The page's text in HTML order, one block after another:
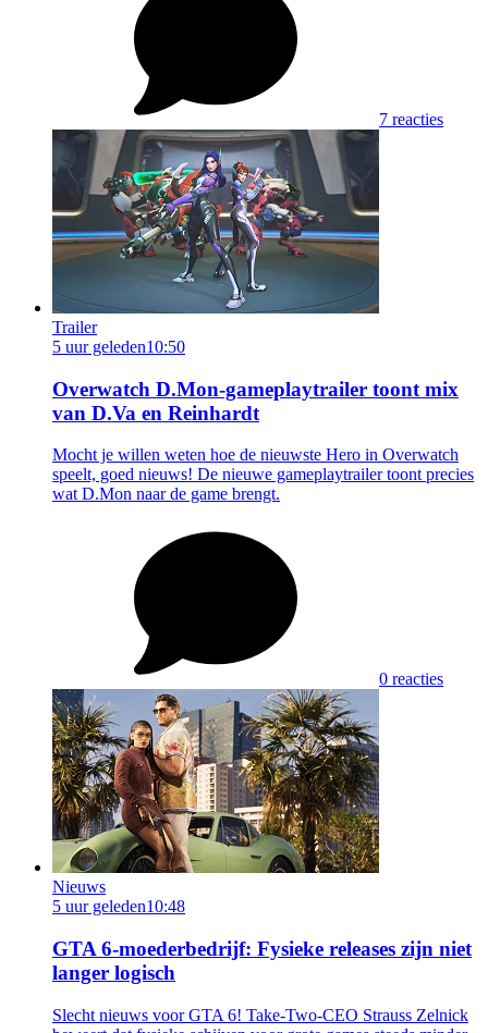
7 reacties
Trailer
5 uur geleden10:50
Overwatch D.Mon-gameplaytrailer toont mix
van D.Va en Reinhardt
Mocht je willen weten hoe de nieuwste Hero in Overwatch
speelt, goed nieuws! De nieuwe gameplaytrailer toont precies
wat D.Mon naar de game brengt.
0 reacties
Nieuws
5 uur geleden10:48
GTA 6-moederbedrijf: Fysieke releases zijn niet
langer logisch
Slecht nieuws voor GTA 6! Take-Two-CEO Strauss Zelnick